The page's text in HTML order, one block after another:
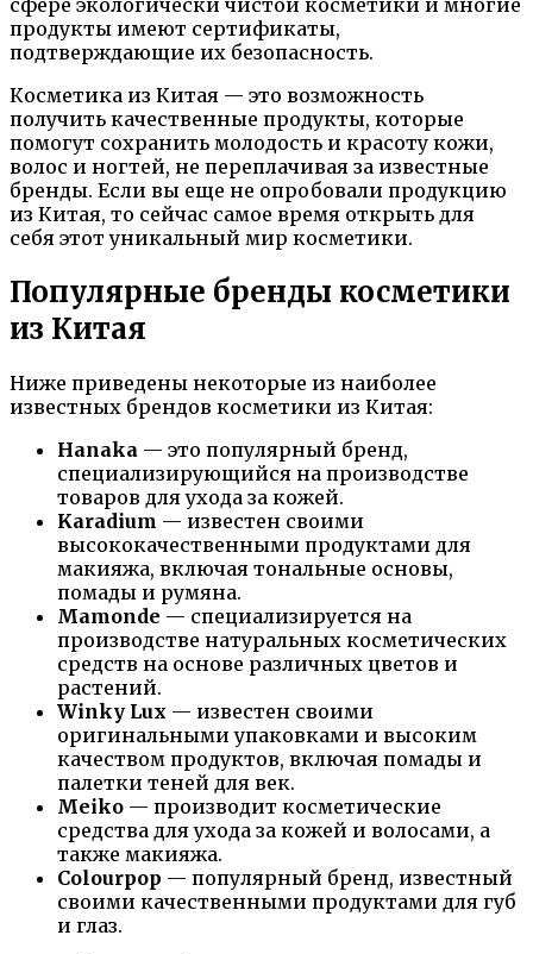
сфере экологически чистой косметики и многие
продукты имеют сертификаты,
подтверждающие их безопасность.
Косметика из Китая — это возможность
получить качественные продукты, которые
помогут сохранить молодость и красоту кожи,
волос и ногтей, не переплачивая за известные
бренды. Если вы еще не опробовали продукцию
из Китая, то сейчас самое время открыть для
себя этот уникальный мир косметики.
Популярные бренды косметики
из Китая
Ниже приведены некоторые из наиболее
известных брендов косметики из Китая:
Hanaka — это популярный бренд,
специализирующийся на производстве
товаров для ухода за кожей.
Karadium — известен своими
высококачественными продуктами для
макияжа, включая тональные основы,
помады и румяна.
Mamonde — специализируется на
производстве натуральных косметических
средств на основе различных цветов и
растений.
Winky Lux — известен своими
оригинальными упаковками и высоким
качеством продуктов, включая помады и
палетки теней для век.
Meiko — производит косметические
средства для ухода за кожей и волосами, а
также макияжа.
Colourpop — популярный бренд, известный
своими качественными продуктами для губ
и глаз.